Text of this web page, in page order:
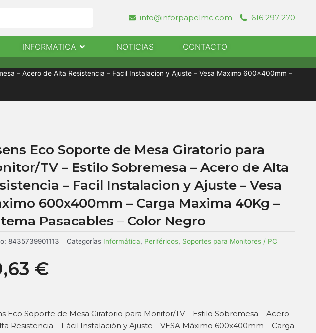
info@inforpapelmc.com 616 297 270
CONTACTO
ImpresorasINFORMATICA Abrir InformaticaNOTICIAS CONTACTO
– Acero de Alta Resistencia – Facil Instalacion y Ajuste – Vesa Maximo 600x400mm –
Eco Soporte de Mesa Giratorio para
TV – Estilo Sobremesa – Acero de Alta
– Facil Instalacion y Ajuste – Vesa
600x400mm – Carga Maxima 40Kg –
Pasacables – Color Negro
8435739901113 Categorías Informática, Periféricos, Soportes para Monitores / PC
€
Eco Soporte de Mesa Giratorio para Monitor/TV – Estilo Sobremesa – Acero
Resistencia – Fácil Instalación y Ajuste – VESA Máximo 600x400mm – Carga